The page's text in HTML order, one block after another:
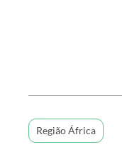
Região África